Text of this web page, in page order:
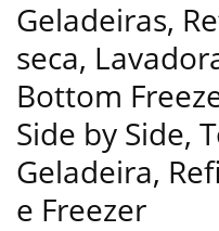
Geladeiras,
seca,
Bottom
Side by Side,
Geladeira,
e Freezer